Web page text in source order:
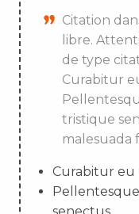
Citation
libre.
de type
Curabitur
tristique
malesuada
Curabitur eu